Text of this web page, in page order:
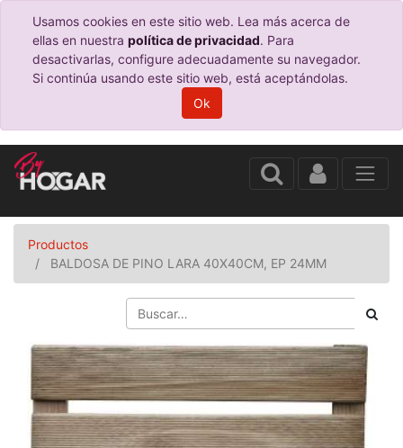
Usamos cookies en este sitio web. Lea más acerca de
ellas en nuestra política de privacidad. Para
desactivarlas, configure adecuadamente su navegador.
Si continúa usando este sitio web, está aceptándolas.
Ok
Productos
BALDOSA DE PINO LARA 40X40CM, EP 24MM